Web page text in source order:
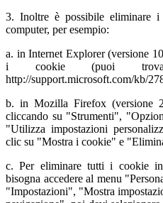
3. Inoltre è possibile eliminare
computer, per esempio:
a. in Internet Explorer (versione
i cookie (puoi
http://support.microsoft.com/kb/
b. in Mozilla Firefox (versione
cliccando su "Strumenti",
"Utilizza impostazioni
clic su "Mostra i cookie" e
c. Per eliminare tutti i cookie
bisogna accedere al menu
"Impostazioni", "Mostra